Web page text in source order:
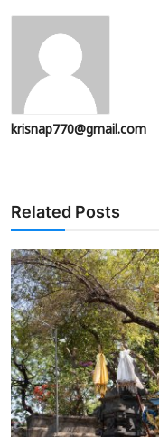
krisnap770@gmail.com
Related Posts